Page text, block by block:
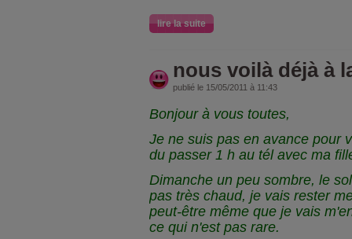
lire la suite
nous voilà déjà à
publié le 15/05/2011 à 11:43
Bonjour à vous toutes,
Je ne suis pas en avance pour
du passer 1 h au tél avec ma
Dimanche un peu sombre, le
pas très chaud, je vais rester
peut-être même que je vais
ce qui n'est pas rare.